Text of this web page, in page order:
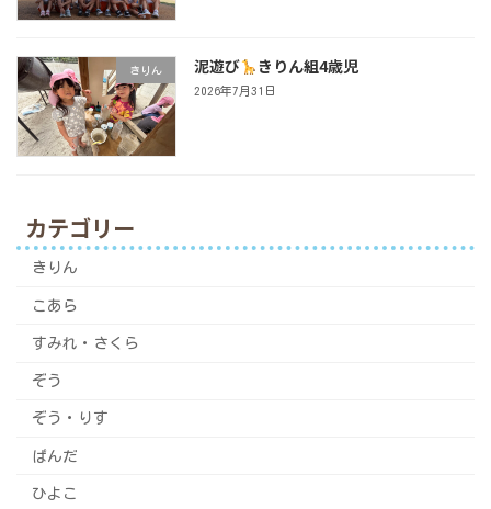
きりん 泥遊び きりん組4歳児
2026年7月31日
カテゴリー
きりん
こあら
すみれ・さくら
ぞう
ぞう・りす
ぱんだ
ひよこ